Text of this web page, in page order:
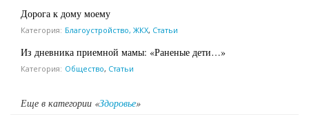
Дорога к дому моему
Категория: Благоустройство, ЖКХ, Статьи
Из дневника приемной мамы: «Раненые дети…»
Категория: Общество, Статьи
Еще в категории «Здоровье»